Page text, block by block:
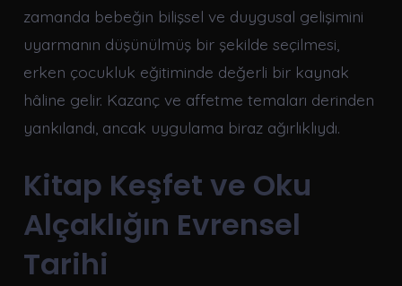
zamanda bebeğin bilişsel ve duygusal gelişimini
uyarmanın düşünülmüş bir şekilde seçilmesi,
erken çocukluk eğitiminde değerli bir kaynak
hâline gelir. Kazanç ve affetme temaları derinden
yankılandı, ancak uygulama biraz ağırlıklıydı.
Kitap Keşfet ve Oku
Alçaklığın Evrensel
Tarihi